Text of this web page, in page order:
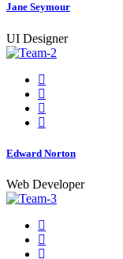
Jane Seymour
UI Designer
Edward Norton
Web Developer